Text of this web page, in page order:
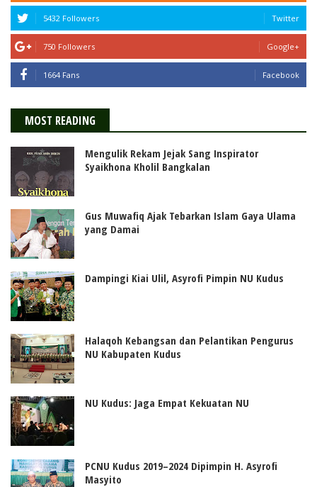
5432 Followers Twitter
750 Followers Google+
1664 Fans Facebook
MOST READING
Mengulik Rekam Jejak Sang Inspirator
Syaikhona Kholil Bangkalan
Gus Muwafiq Ajak Tebarkan Islam Gaya Ulama
yang Damai
Dampingi Kiai Ulil, Asyrofi Pimpin NU Kudus
Halaqoh Kebangsan dan Pelantikan Pengurus
NU Kabupaten Kudus
NU Kudus: Jaga Empat Kekuatan NU
PCNU Kudus 2019–2024 Dipimpin H. Asyrofi
Masyito